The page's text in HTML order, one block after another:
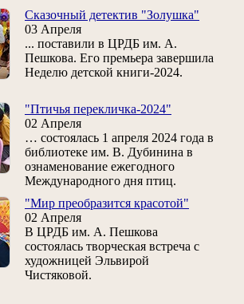
Сказочный детектив "Золушка"
03 Апреля
... поставили в ЦРДБ им. А.
Пешкова. Его премьера завершила
Неделю детской книги-2024.
"Птичья перекличка-2024"
02 Апреля
… состоялась 1 апреля 2024 года в
библиотеке им. В. Дубинина в
ознаменование ежегодного
Международного дня птиц.
"Мир преобразится красотой"
02 Апреля
В ЦРДБ им. А. Пешкова
состоялась творческая встреча с
художницей Эльвирой
Чистяковой.